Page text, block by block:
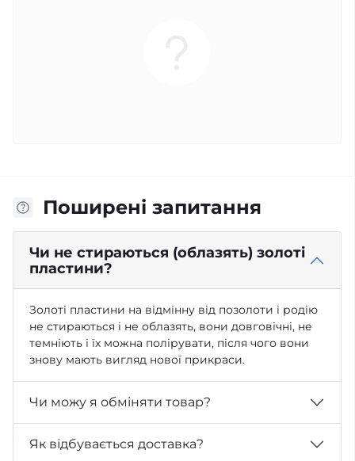
Поширені запитання
Чи не стираються (облазять) золоті
пластини?
Золоті пластини на відмінну від позолоти і родію
не стираються і не облазять, вони довговічні, не
темніють і їх можна полірувати, після чого вони
знову мають вигляд нової прикраси.
Чи можу я обміняти товар?
Як відбувається доставка?